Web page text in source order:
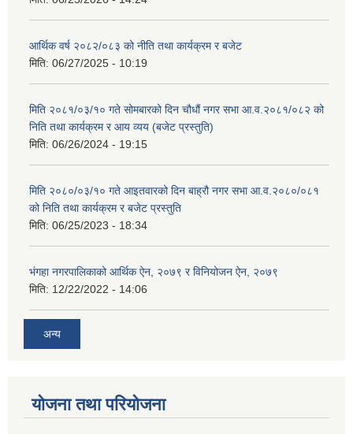
आर्थिक वर्ष २०८२/०८३ को नीति तथा कार्यक्रम र बजेट
मिति: 06/27/2025 - 10:19
मिति २०८१/०३/१० गते सोमबारको दिन चौधौं नगर सभा आ.व.२०८१/०८२ को
निति तथा कार्यक्रम र आय व्यय (बजेट प्रस्तुति)
मिति: 06/26/2024 - 19:15
मिति २०८०/०३/१० गते आइतवारको दिन बाह्रौ नगर सभा आ.व.२०८०/०८१
को निति तथा कार्यक्रम र बजेट प्रस्तुति
मिति: 06/25/2023 - 18:34
भंगहा नगरपालिकाको आर्थिक ऐन, २०७९ र विनियोजन ऐन, २०७९
मिति: 12/22/2022 - 14:06
अन्य
योजना तथा परियोजना